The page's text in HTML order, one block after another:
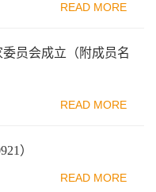
READ MORE
员会成立（附成员名
READ MORE
）
READ MORE